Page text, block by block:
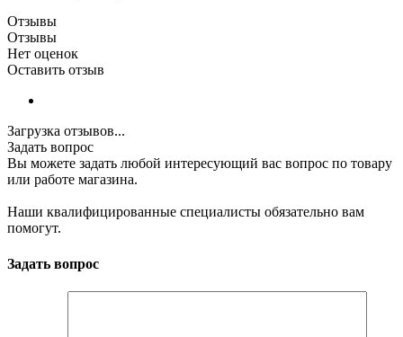
Отзывы
Отзывы
Нет оценок
Оставить отзыв
Загрузка отзывов...
Задать вопрос
Вы можете задать любой интересующий вас вопрос по товару
или работе магазина.
Наши квалифицированные специалисты обязательно вам
помогут.
Задать вопрос